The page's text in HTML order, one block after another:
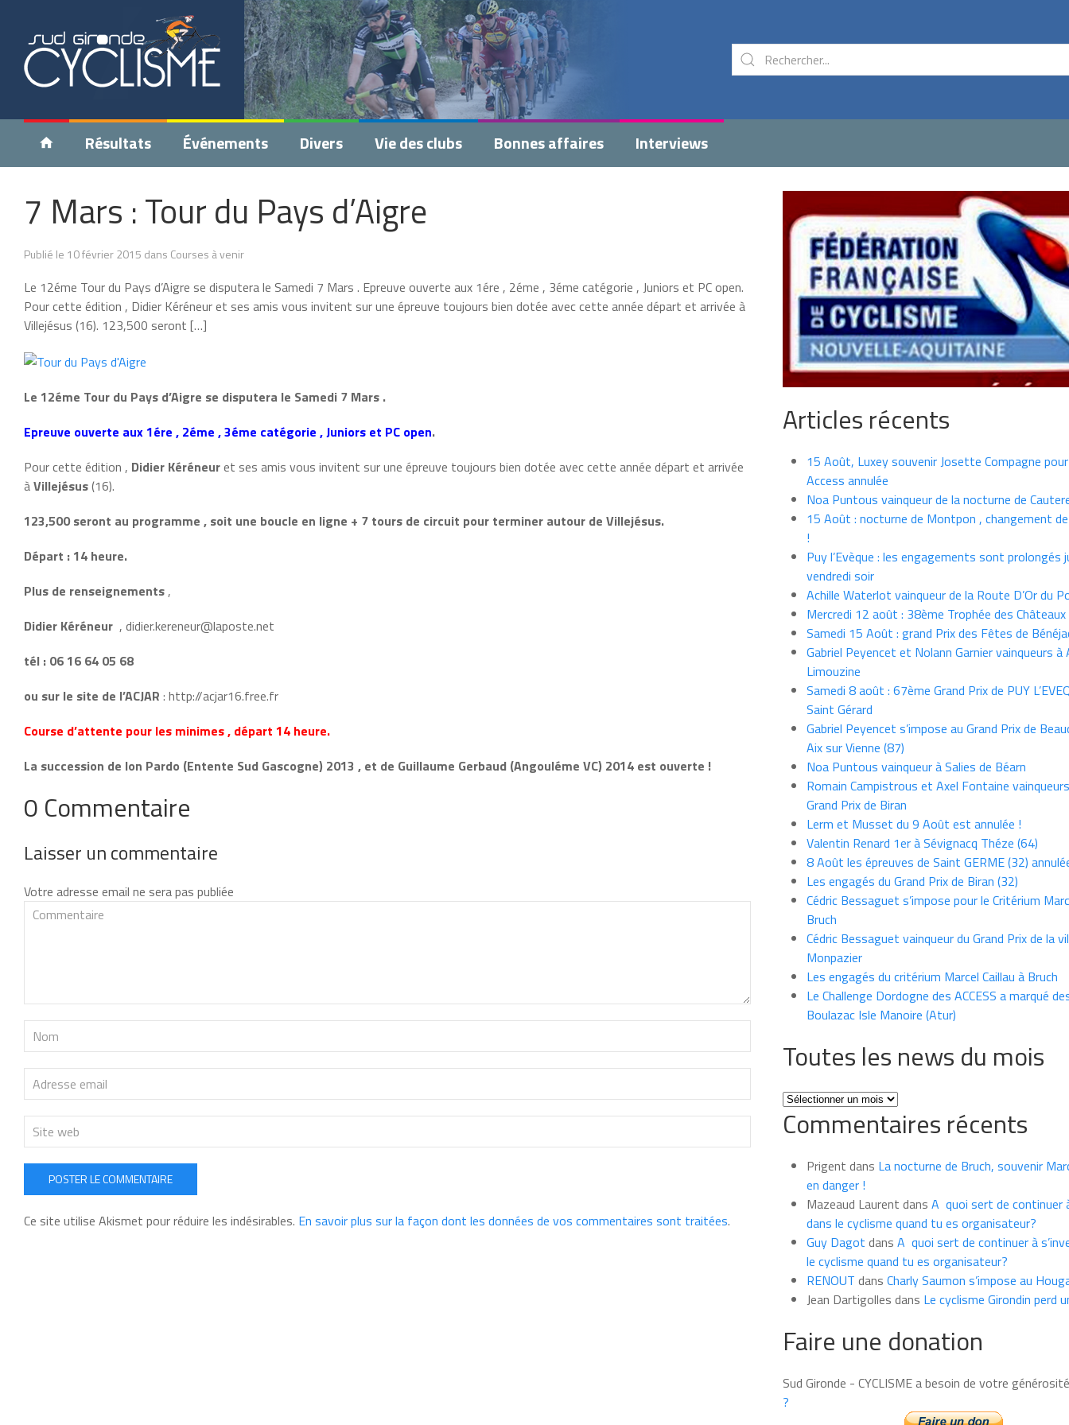
Résultats Événements Divers Vie des clubs Bonnes affaires Interviews
7 Mars : Tour du Pays d’Aigre
Publié le 10 février 2015 dans Courses à venir
Le 12éme Tour du Pays d’Aigre se disputera le Samedi 7 Mars . Epreuve ouverte aux 1ére , 2éme , 3éme catégorie , Juniors et PC open.
Pour cette édition , Didier Kéréneur et ses amis vous invitent sur une épreuve toujours bien dotée avec cette année départ et arrivée à
Villejésus (16). 123,500 seront […]
Le 12éme Tour du Pays d’Aigre se disputera le Samedi 7 Mars .
Epreuve ouverte aux 1ére , 2éme , 3éme catégorie , Juniors et PC open.
Pour cette édition , Didier Kéréneuret ses amis vous invitent sur une épreuve toujours bien dotée avec cette année départ et arrivée
àVillejésus(16).
123,500 seront au programme , soit une boucle en ligne + 7 tours de circuit pour terminer autour de Villejésus.
Départ : 14 heure.
Plus de renseignements,
Didier Kéréneur , didier.kereneur@laposte.net
tél : 06 16 64 05 68
ou sur le site de l’ACJAR : http://acjar16.free.fr
Course d’attente pour les minimes , départ 14 heure.
La succession de Ion Pardo (Entente Sud Gascogne) 2013 , et de Guillaume Gerbaud (Angouléme VC) 2014 est ouverte !
0 Commentaire
Laisser un commentaire
Votre adresse email ne sera pas publiée
POSTER LE COMMENTAIRE
Ce site utilise Akismet pour réduire les indésirables. En savoir plus sur la façon dont les données de vos commentaires sont traitées.
Articles récents
15 Août, Luxey souvenir Josette Compagne
Access annulée
Noa Puntous vainqueur de la nocturne de
15 Août : nocturne de Montpon , changement
!
Puy l’Evèque : les engagements sont prolongés
vendredi soir
Achille Waterlot vainqueur de la Route D’Or du
Mercredi 12 août : 38ème Trophée des Châteaux
Samedi 15 Août : grand Prix des Fêtes de
Gabriel Peyencet et Nolann Garnier vainqueurs à
Limouzine
Samedi 8 août : 67ème Grand Prix de PUY
Saint Gérard
Gabriel Peyencet s’impose au Grand Prix de
Aix sur Vienne (87)
Noa Puntous vainqueur à Salies de Béarn
Romain Campistrous et Axel Fontaine
Grand Prix de Biran
Lerm et Musset du 9 Août est annulée !
Valentin Renard 1er à Sévignacq Théze (64)
8 Août les épreuves de Saint GERME (32)
Les engagés du Grand Prix de Biran (32)
Cédric Bessaguet s’impose pour le Critérium
Bruch
Cédric Bessaguet vainqueur du Grand Prix de la
Monpazier
Les engagés du critérium Marcel Caillau à Bruch
Le Challenge Dordogne des ACCESS a marqué
Boulazac Isle Manoire (Atur)
Toutes les news du mois
Toutes
les
news
mois
Commentaires récents
Prigent dans La nocturne de Bruch, souvenir
en danger !
Mazeaud Laurent dans A quoi sert de continuer
dans le cyclisme quand tu es organisateur?
Guy Dagot dans A quoi sert de continuer à
le cyclisme quand tu es organisateur?
RENOUT dans Charly Saumon s’impose au
Jean Dartigolles dans Le cyclisme Girondin perd
Faire une donation
Sud Gironde - CYCLISME a besoin de votre
?